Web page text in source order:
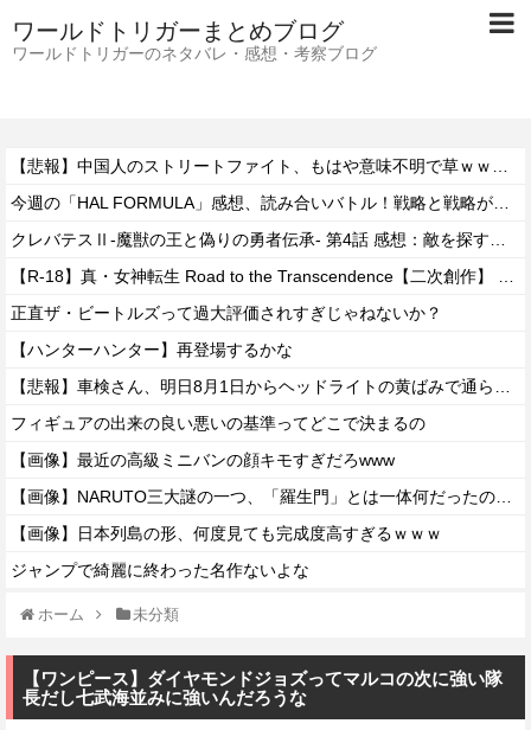
ワールドトリガーまとめブログ
ワールドトリガーのネタバレ・感想・考察ブログ
正直ザ・ビートルズって過大評価されすぎじゃねないか？
【ハンターハンター】再登場するかな
フィギュアの出来の良い悪いの基準ってどこで決まるの
【画像】最近の高級ミニバンの顔キモすぎだろwww
【画像】日本列島の形、何度見ても完成度高すぎるｗｗｗ
ジャンプで綺麗に終わった名作ないよな
ホーム 未分類
【ワンピース】ダイヤモンドジョズってマルコの次に強い隊
長だし七武海並みに強いんだろうな